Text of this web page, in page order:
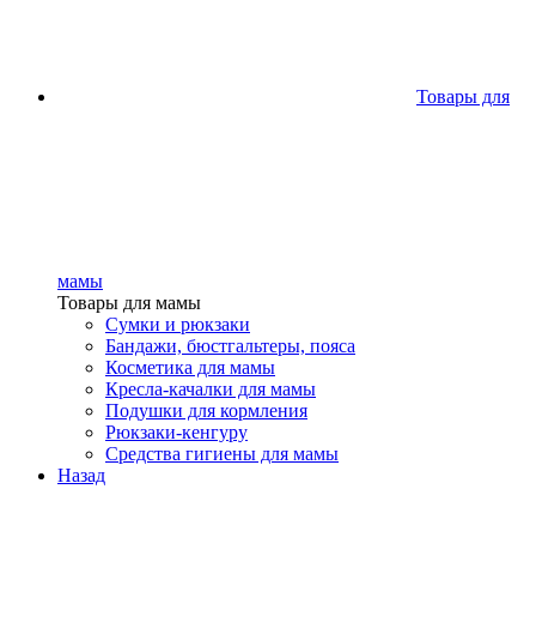
Товары для
мамы
Товары для мамы
Сумки и рюкзаки
Бандажи, бюстгальтеры, пояса
Косметика для мамы
Кресла-качалки для мамы
Подушки для кормления
Рюкзаки-кенгуру
Средства гигиены для мамы
Назад